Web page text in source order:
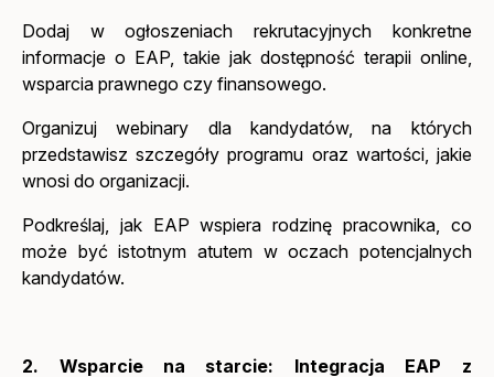
Dodaj w ogłoszeniach rekrutacyjnych konkretne
informacje o EAP, takie jak dostępność terapii online,
wsparcia prawnego czy finansowego.
Organizuj webinary dla kandydatów, na których
przedstawisz szczegóły programu oraz wartości, jakie
wnosi do organizacji.
Podkreślaj, jak EAP wspiera rodzinę pracownika, co
może być istotnym atutem w oczach potencjalnych
kandydatów.
2. Wsparcie na starcie: Integracja EAP z